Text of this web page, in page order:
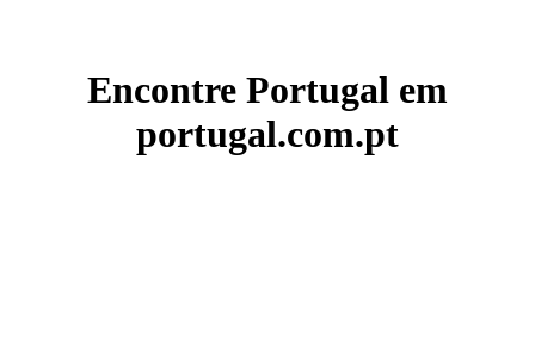
Encontre Portugal em
portugal.com.pt